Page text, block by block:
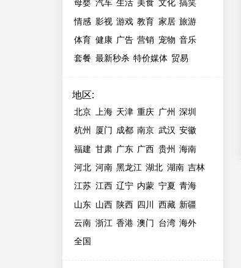
母婴 汽车 生活 美食 文化 搞笑
情感 影视 游戏 教育 家居 旅游
体育 健康 广告 营销 宠物 音乐
套餐 最新秒杀 特价媒体 贸易
地区:
北京 上海 天津 重庆 广州 深圳
杭州 厦门 成都 南京 武汉 安徽
福建 甘肃 广东 广西 贵州 海南
河北 河南 黑龙江 湖北 湖南 吉林
江苏 江西 辽宁 内蒙 宁夏 青海
山东 山西 陕西 四川 西藏 新疆
云南 浙江 香港 澳门 台湾 海外
全国